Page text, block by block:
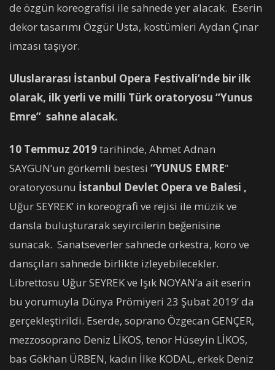
de özgün koreografisi ile sahnede yer alacak. Eserin
dekor tasarımı Özgür Usta, kostümleri Aydan Çınar
imzası taşıyor.
Uluslararası İstanbul Opera Festivali’nde bir ilk
olarak, ilk yerli ve milli Türk oratoryosu “Yunus
Emre” sahne alacak.
10 Temmuz 2019tarihinde, Ahmet Adnan
SAYGUN’un görkemli bestesi “YUNUS EMRE”
oratoryosunu İstanbul Devlet Opera ve Balesi ,
Uğur SEYREK’ in koreografi ve rejisi ile müzik ve
dansla buluşturarak seyircilerin beğenisine
sunacak. Sanatseverler sahnede orkestra, koro ve
dansçıları sahnede birlikte izleyebilecekler.
Librettosu Uğur SEYREK ve Işık NOYAN’a ait eserin
bu yorumuyla Dünya Prömiyeri 23 Şubat 2019’ da
gerçekleştirildi. Eserde, soprano Özgecan GENÇER,
mezzosoprano Deniz LİKOS, tenor Hüseyin LİKOS,
bas Gökhan ÜRBEN, kadın İlke KODAL, erkek Deniz